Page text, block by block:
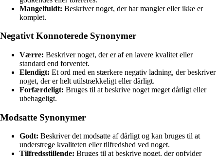
Mangelfuldt: Beskriver noget, der har mangler eller ikke er
komplet.
Negativt Konnoterede Synonymer
Værre: Beskriver noget, der er af en lavere kvalitet eller
standard end forventet.
Elendigt: Et ord med en stærkere negativ ladning, der beskriver
noget, der er helt utilstrækkeligt eller dårligt.
Forfærdeligt: Bruges til at beskrive noget meget dårligt eller
ubehageligt.
Modsatte Synonymer
Godt: Beskriver det modsatte af dårligt og kan bruges til at
understrege kvaliteten eller tilfredshed ved noget.
Tilfredsstillende: Bruges til at beskrive noget, der opfylder